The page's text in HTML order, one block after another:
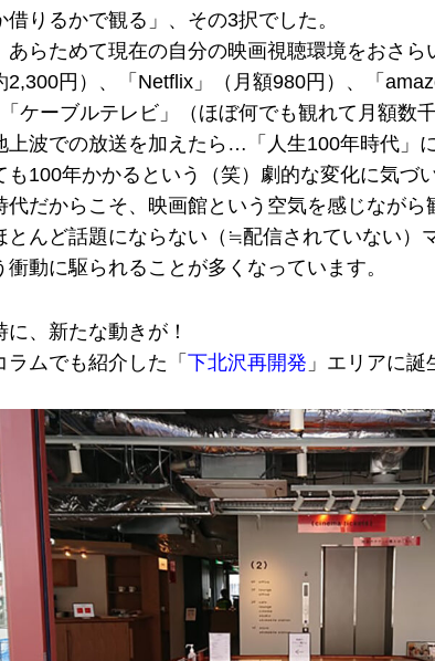
借りるかで観る」、その3択でした。
あらためて現在の自分の映画視聴環境をおさら
2,300円）、「Netflix」（月額980円）、「
ケーブルテレビ」（ほぼ何でも観れて月額数
上波での放送を加えたら…「人生100年時代」
も100年かかるという（笑）劇的な変化に気づ
代だからこそ、映画館という空気を感じながら
とんど話題にならない（≒配信されていない）
衝動に駆られることが多くなっています。
に、新たな動きが！
ラムでも紹介した「 下北沢再開発 」エリアに誕